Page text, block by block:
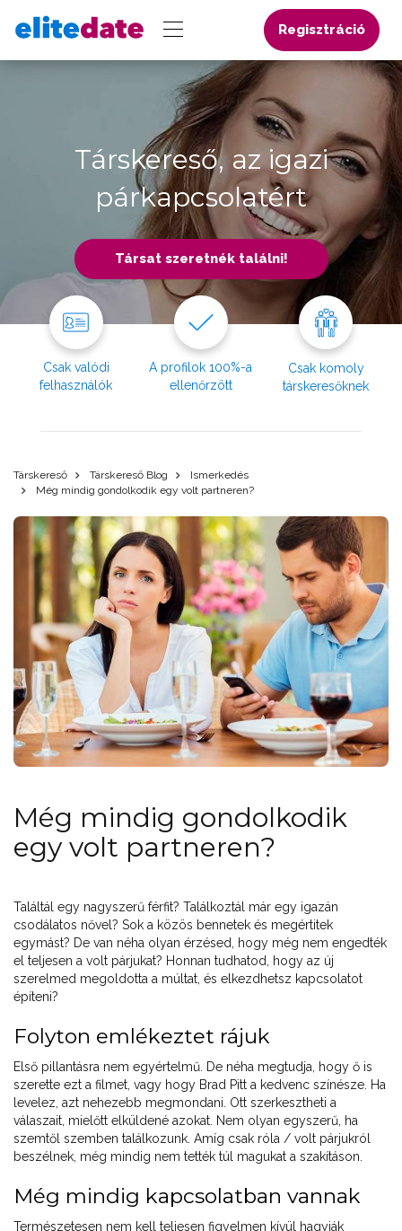
Regisztráció
Társkereső, az igazi
párkapcsolatért
Társat szeretnék találni!
Csak valódi
felhasználók
A profilok 100%-a
ellenőrzött
Csak komoly
társkeresőknek
Társkereső Társkereső Blog
Ismerkedés
Még mindig gondolkodik egy volt partneren?
Még mindig gondolkodik
egy volt partneren?
Találtál egy nagyszerű férfit? Találkoztál már egy igazán
csodálatos nővel? Sok a közös bennetek és megértitek
egymást? De van néha olyan érzésed, hogy még nem engedték
el teljesen a volt párjukat? Honnan tudhatod, hogy az új
szerelmed megoldotta a múltat, és elkezdhetsz kapcsolatot
építeni?
Folyton emlékeztet rájuk
Első pillantásra nem egyértelmű. De néha megtudja, hogy ő is
szerette ezt a filmet, vagy hogy Brad Pitt a kedvenc színésze. Ha
levelez, azt nehezebb megmondani. Ott szerkesztheti a
válaszait, mielőtt elküldené azokat. Nem olyan egyszerű, ha
szemtől szemben találkozunk. Amíg csak róla / volt párjukról
beszélnek, még mindig nem tették túl magukat a szakításon.
Még mindig kapcsolatban vannak
Természetesen nem kell teljesen figyelmen kívül hagyják